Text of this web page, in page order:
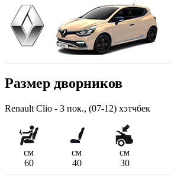
Размер дворников
Renault Clio - 3 пок., (07-12) хэтчбек
см см
см
60
40 30